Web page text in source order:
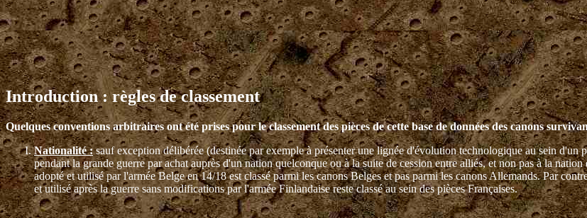
Introduction : règles de classement
Quelques conventions arbitraires ont été prises pour le classement des pièces de cette base de données des canons
Nationalité :sauf exception délibérée (destinée par exemple à présenter une lignée d'évolution technologique au sein d'un
pendant la grande guerre par achat auprès d'un nation quelconque ou à la suite de cession entre alliés, et non pas à la
adopté et utilisé par l'armée Belge en 14/18 est classé parmi les canons Belges et pas parmi les canons Allemands. Par
et utilisé après la guerre sans modifications par l'armée Finlandaise reste classé au sein des pièces Françaises.